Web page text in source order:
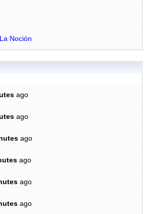
Noción
ago
ago
ago
ago
ago
ago